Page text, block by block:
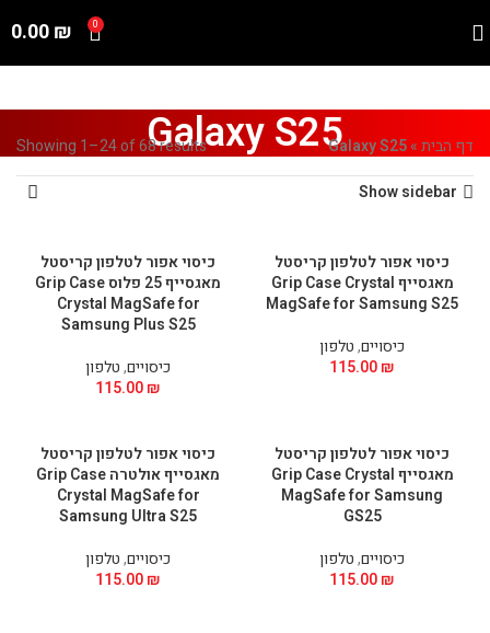
0
0.00₪
Galaxy S25 דף הבית»
Galaxy S25
Showing 1–24 of 68 results
Show sidebar
כיסוי אפור לטלפון קריסטל
מאגסייף Grip Case Crystal
MagSafe for Samsung S25
כיסויים,טלפון
115.00₪
כיסוי אפור לטלפון קריסטל
מאגסייף 25 פלוס Grip Case
Crystal MagSafe for
Samsung Plus S25
כיסויים,טלפון
115.00₪
כיסוי אפור לטלפון קריסטל
מאגסייף Grip Case Crystal
MagSafe for Samsung
GS25
כיסויים,טלפון
115.00₪
כיסוי אפור לטלפון קריסטל
מאגסייף אולטרה Grip Case
Crystal MagSafe for
Samsung Ultra S25
כיסויים,טלפון
115.00₪